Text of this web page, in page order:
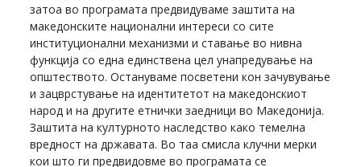
затоа во програмата предвидуваме заштита на
македонските национални интереси со сите
институционални механизми и ставање во нивна
функција со една единствена цел унапредување на
општеството. Остануваме посветени кон зачувување
и зацврстување на идентитетот на македонскиот
народ и на другите етнички заедници во Македонија.
Заштита на културното наследство како темелна
вредност на државата. Во таа смисла клучни мерки
кои што ги предвидовме во програмата се